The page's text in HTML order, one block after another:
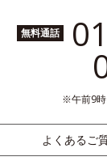
無料通話
午前9
よくあるご